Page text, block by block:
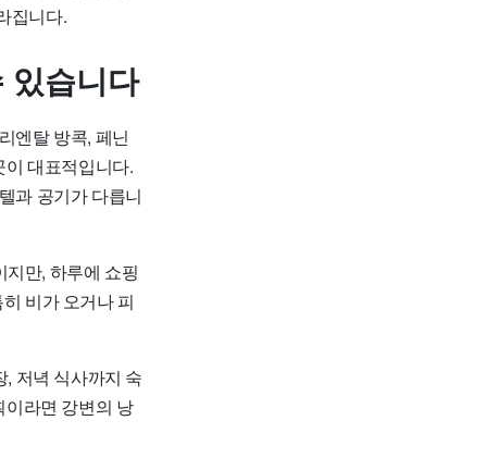
집니다.
있습니다
엔탈 방콕, 페닌
대표적입니다.
과 공기가 다릅니
만, 하루에 쇼핑
비가 오거나 피
저녁 식사까지 숙
이라면 강변의 낭